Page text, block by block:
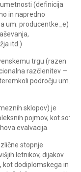
(definicija
in napredno
um. producentke_e)
itd.)
trgu (razen
razčlenitev —
področju um.
sklopov) je
pojmov, kot so:
evalvacija.
stopnje
letnikov, dijakov
kot dodiplomskega in